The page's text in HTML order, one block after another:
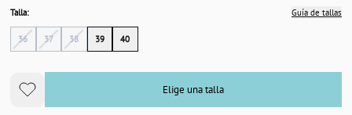
Talla: Guía de tallas
36 37 38 39 40
Elige una talla